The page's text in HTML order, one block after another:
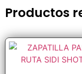
Productos